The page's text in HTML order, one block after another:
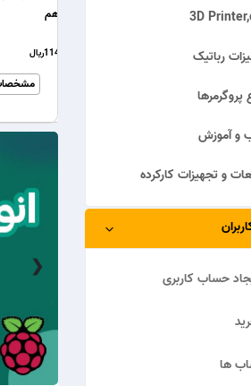
❯
3D
رباتیک
پروگرمرها
و آموزش
حساب کاربری
ها